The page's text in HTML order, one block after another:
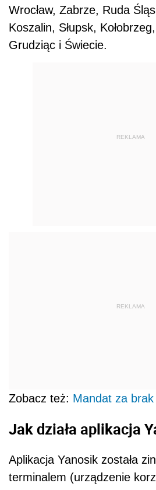
Wrocław, Zabrze, Ruda
Koszalin, Słupsk,
Grudziąc i Świecie.
REKLAMA
REKLAMA
Zobacz też: Mandat za
Jak działa aplikacja
Aplikacja Yanosik została
terminalem (urządzenie